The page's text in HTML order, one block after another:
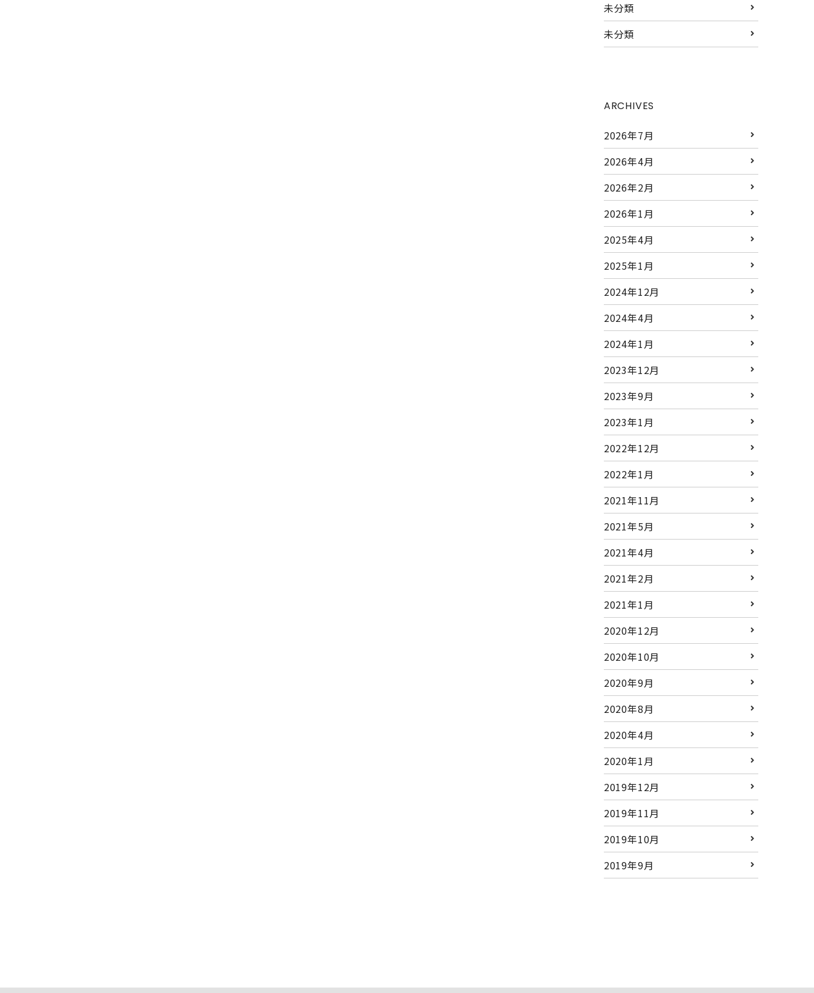
未分類
未分類
ARCHIVES
2026年7月
2026年4月
2026年2月
2026年1月
2025年4月
2025年1月
2024年12月
2024年4月
2024年1月
2023年12月
2023年9月
2023年1月
2022年12月
2022年1月
2021年11月
2021年5月
2021年4月
2021年2月
2021年1月
2020年12月
2020年10月
2020年9月
2020年8月
2020年4月
2020年1月
2019年12月
2019年11月
2019年10月
2019年9月